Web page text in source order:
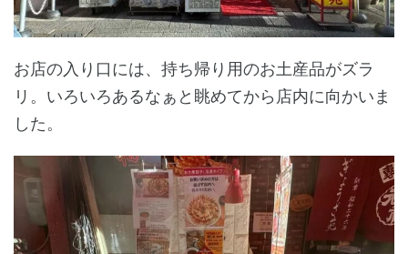
お店の入り口には、持ち帰り用のお土産品がズラ
リ。いろいろあるなぁと眺めてから店内に向かいま
した。